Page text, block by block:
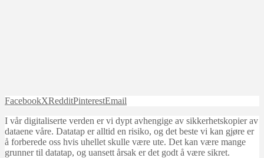
FacebookXRedditPinterestEmail
I vår digitaliserte verden er vi dypt avhengige av sikkerhetskopier av
dataene våre. Datatap er alltid en risiko, og det beste vi kan gjøre er
å forberede oss hvis uhellet skulle være ute. Det kan være mange
grunner til datatap, og uansett årsak er det godt å være sikret.